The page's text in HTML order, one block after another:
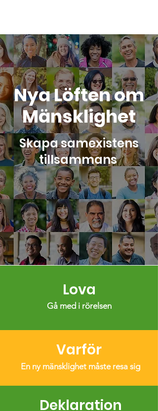
Nya Löften om
Mänsklighet
Skapa samexistens
tillsammans
Lova
Gå med i rörelsen
Varför
En ny mänsklighet måste resa sig
Deklaration